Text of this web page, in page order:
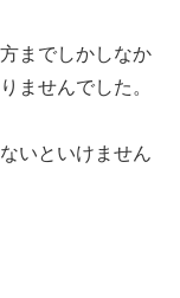
までしかしなか
ませんでした。
いといけません